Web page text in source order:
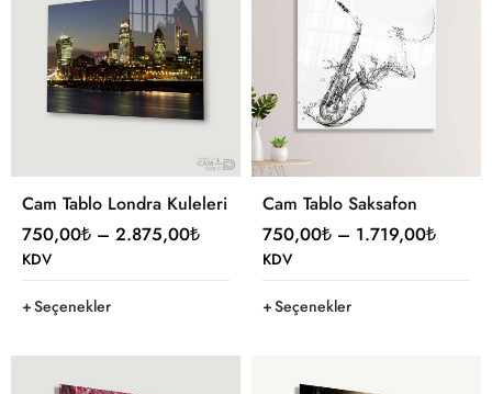
Cam Tablo Londra Kuleleri
750,00₺ – 2.875,00₺
KDV
Seçenekler
Cam Tablo Saksafon
750,00₺ – 1.719,00₺
KDV
Seçenekler